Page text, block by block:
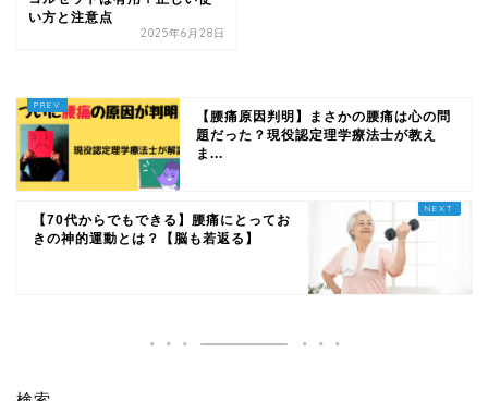
い方と注意点
2025年6月28日
【腰痛原因判明】まさかの腰痛は心の問
題だった？現役認定理学療法士が教え
ま...
【70代からでもできる】腰痛にとってお
きの神的運動とは？【脳も若返る】